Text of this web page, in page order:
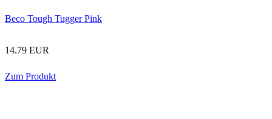
Beco Tough Tugger Pink
14.79 EUR
Zum Produkt